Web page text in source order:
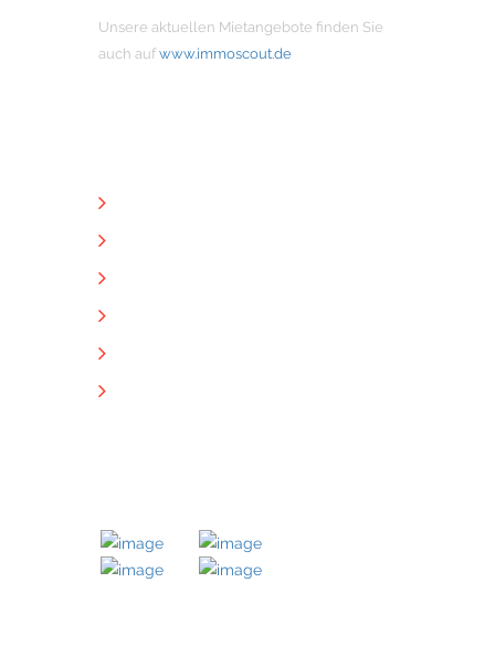
Unsere aktuellen Mietangebote finden Sie
auch auf www.immoscout.de